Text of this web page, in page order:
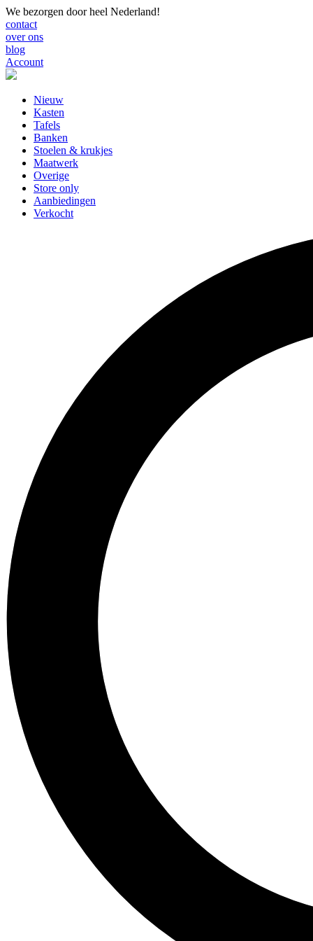
We bezorgen door heel Nederland!
contact
over ons
blog
Account
Nieuw
Kasten
Tafels
Banken
Stoelen & krukjes
Maatwerk
Overige
Store only
Aanbiedingen
Verkocht